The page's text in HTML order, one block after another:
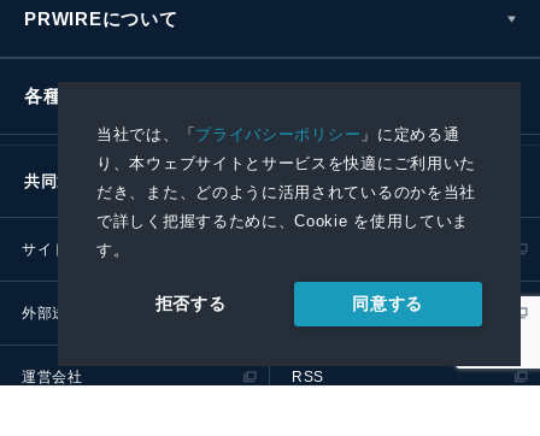
当社では、「プライバシーポリシー 」に定める通
り、本ウェブサイトとサービスを快適にご利用いた
だき、また、どのように活用されているのかを当社
で詳しく把握するために、Cookie を使用していま
す。
拒否する 同意する
PRWIREについて
各種お問い合わせ
共同通信社グループ
サイトポリシー
外部送信ポリシー プレスリリース取扱基準
運営会社 RSS